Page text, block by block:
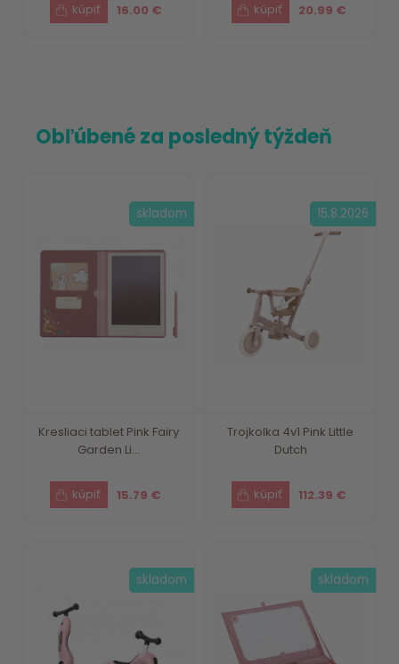
16.00 € 20.99 €
Obľúbené za posledný týždeň
Kresliaci tablet Pink Fairy
Garden Li...
15.79 €
skladom
Trojkolka 4v1 Pink Little
Dutch
112.39 €
15.8.2026
skladom skladom